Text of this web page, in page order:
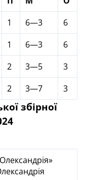
1 6—3
6
1 6—3
6
2 3—5
3
2 3—7 3
збірної